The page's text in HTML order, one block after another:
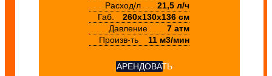
Расход/л
21,5 л/ч
Габ.
260х130х136 см
Давление
7 атм
Произв-ть
11 м3/мин
АРЕНДОВАТЬ